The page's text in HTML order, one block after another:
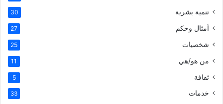
تنمية بشرية 30
أمثال وحكم 27
شخصيات 25
من هو/هي 11
ثقافة 5
خدمات 33